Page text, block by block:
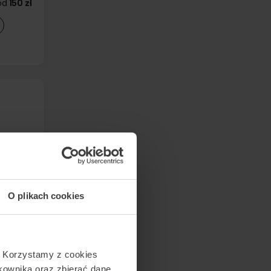
O plikach cookies
z cookies
oraz zbierać dane
150 zł